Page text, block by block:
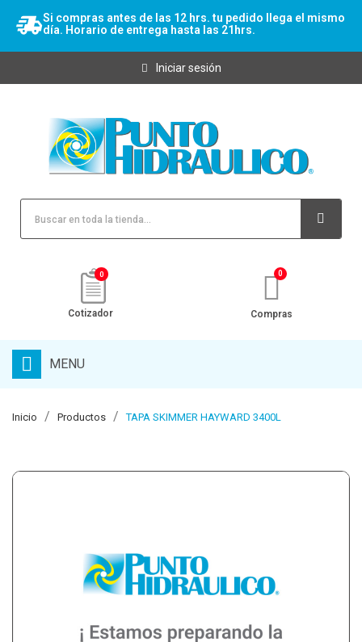
Si compras antes de las 12 hrs. tu pedido llega el mismo
día. Horario de entrega hasta las 21hrs.
Iniciar sesión
0
Cotizador Compras
MENU
Inicio Productos TAPA SKIMMER HAYWARD 3400L